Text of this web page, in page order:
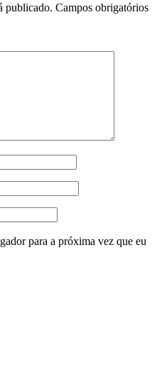
publicado. Campos obrigatórios
para a próxima vez que eu